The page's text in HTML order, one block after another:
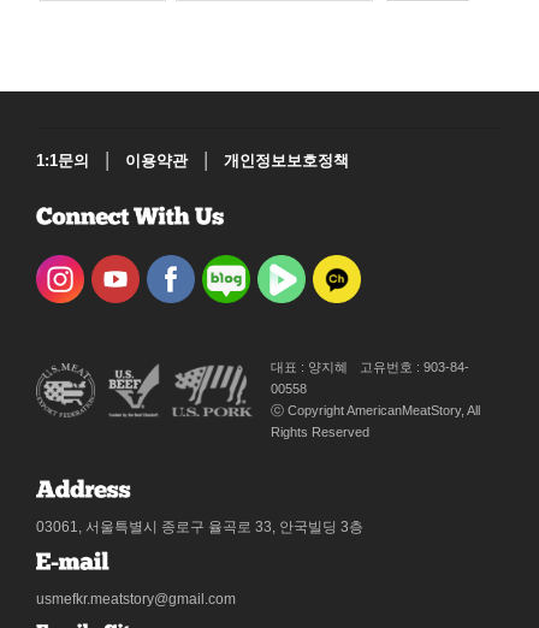
1:1문의 이용약관 개인정보보호정책
대표 : 양지혜
고유번호 : 903-84-
00558
ⓒ Copyright AmericanMeatStory, All
Rights Reserved
03061, 서울특별시 종로구 율곡로 33, 안국빌딩 3층
usmefkr.meatstory@gmail.com